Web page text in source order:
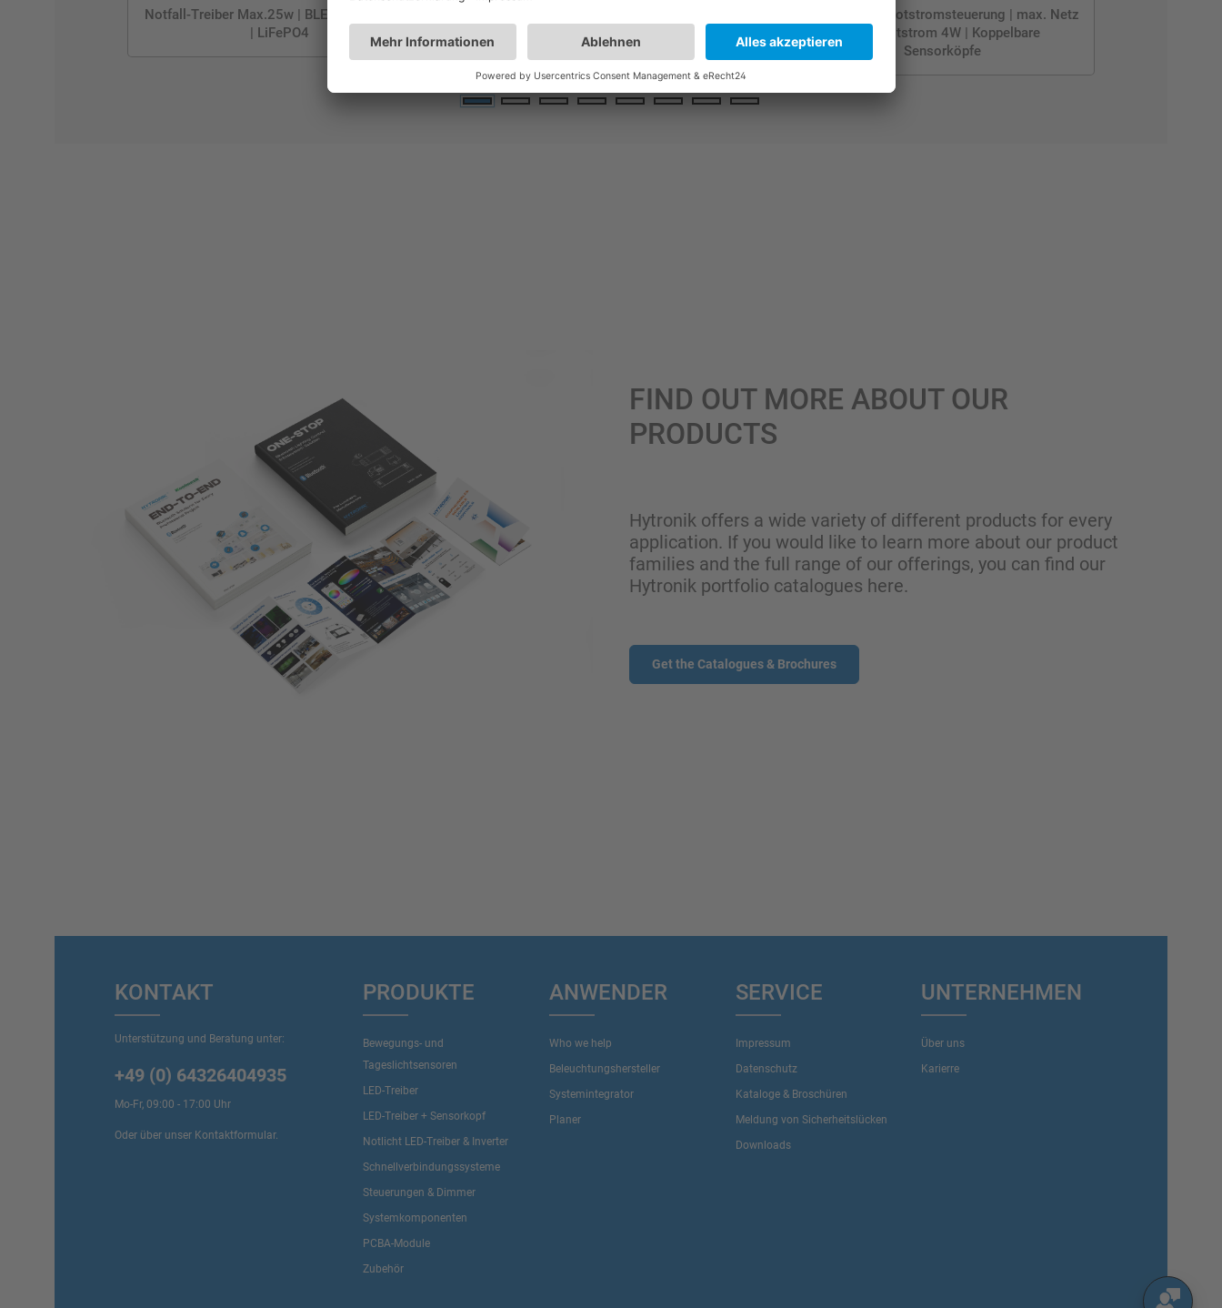
Notfall-Treiber Max.25w | BLE & Switch-Dim
| LiFePO4
Fernbedienung | LiFePO4
Incl. Netz- & Notstromsteuerung | max. Netz
40W/Notstrom 4W | Koppelbare
Sensorköpfe
FIND OUT MORE ABOUT OUR
PRODUCTS
Hytronik offers a wide variety of different products for every
application. If you would like to learn more about our product
families and the full range of our offerings, you can find our
Hytronik portfolio catalogues here.
Get the Catalogues & Brochures
KONTAKT
Unterstützung und Beratung unter:
+49 (0) 64326404935
Mo-Fr, 09:00 - 17:00 Uhr
Oder über unser Kontaktformular.
PRODUKTE
Bewegungs- und
Tageslichtsensoren
LED-Treiber
LED-Treiber + Sensorkopf
Notlicht LED-Treiber & Inverter
Schnellverbindungssysteme
Steuerungen & Dimmer
Systemkomponenten
PCBA-Module
Zubehör
ANWENDER
Who we help
Beleuchtungshersteller
Systemintegrator
Planer
SERVICE
Impressum
Datenschutz
Kataloge & Broschüren
Meldung von Sicherheitslücken
Downloads
UNTERNEHMEN
Über uns
Karierre